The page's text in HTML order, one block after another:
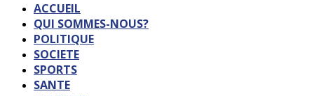
ACCUEIL
QUI SOMMES-NOUS?
POLITIQUE
SOCIETE
SPORTS
SANTE